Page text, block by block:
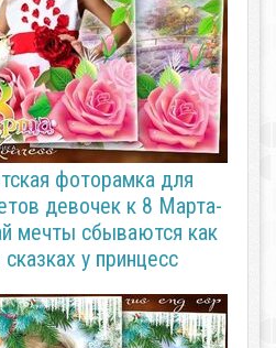
фоторамка для
девочек к 8 Марта-
мечты сбываются как
сказках у принцесс